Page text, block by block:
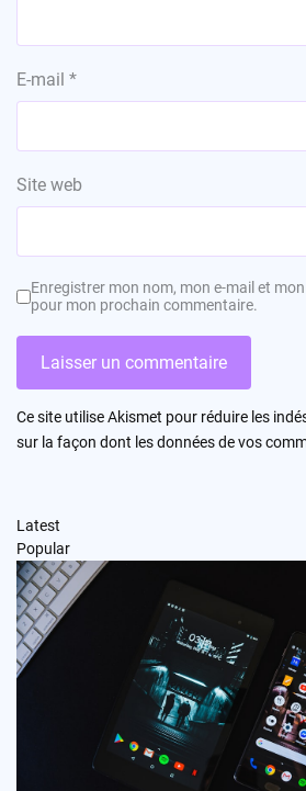
E-mail *
Site web
Enregistrer mon nom, mon e-mail et
pour mon prochain commentaire.
Ce site utilise Akismet pour réduire les
sur la façon dont les données de vos
Latest
Popular